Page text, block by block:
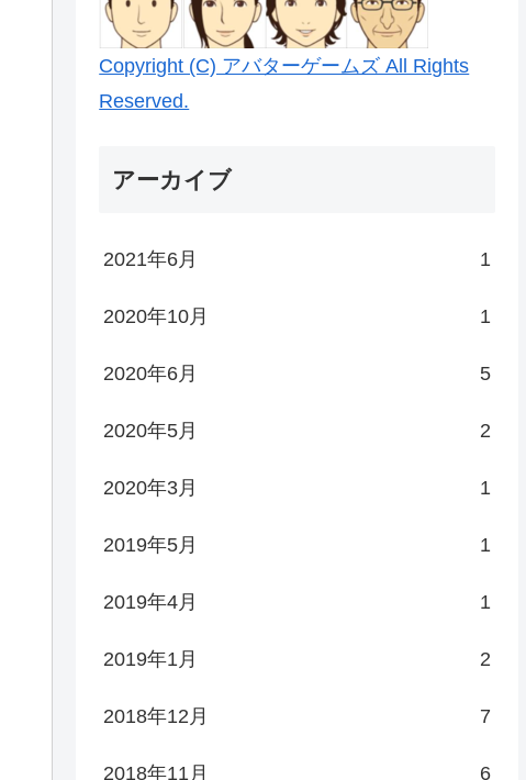
Copyright (C) アバターゲームズ All Rights
Reserved.
アーカイブ
2021年6月 1
2020年10月 1
2020年6月 5
2020年5月 2
2020年3月 1
2019年5月 1
2019年4月 1
2019年1月 2
2018年12月 7
2018年11月 6